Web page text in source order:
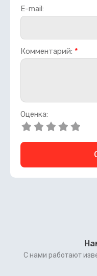
E-mail:
Комментарий: *
Оценка:
С нами работают